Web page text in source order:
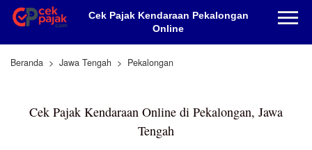
Cek Pajak Kendaraan Pekalongan
Online
Beranda Jawa Tengah Pekalongan
Cek Pajak Kendaraan Online di Pekalongan, Jawa
Tengah